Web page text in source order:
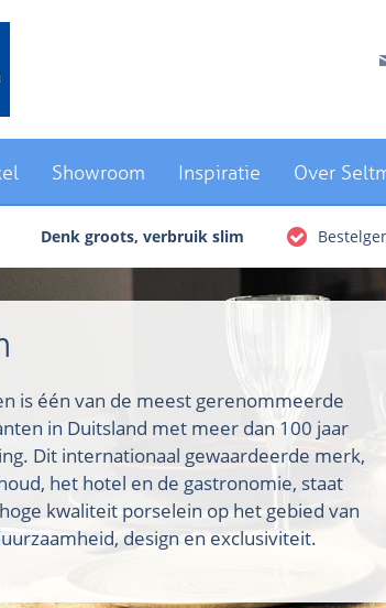
Showroom Inspiratie Over
Denk groots, verbruik slim
is één van de meest gerenommeerde
in Duitsland met meer dan 100 jaar
Dit internationaal gewaardeerde merk,
het hotel en de gastronomie, staat
kwaliteit porselein op het gebied van
design en exclusiviteit.